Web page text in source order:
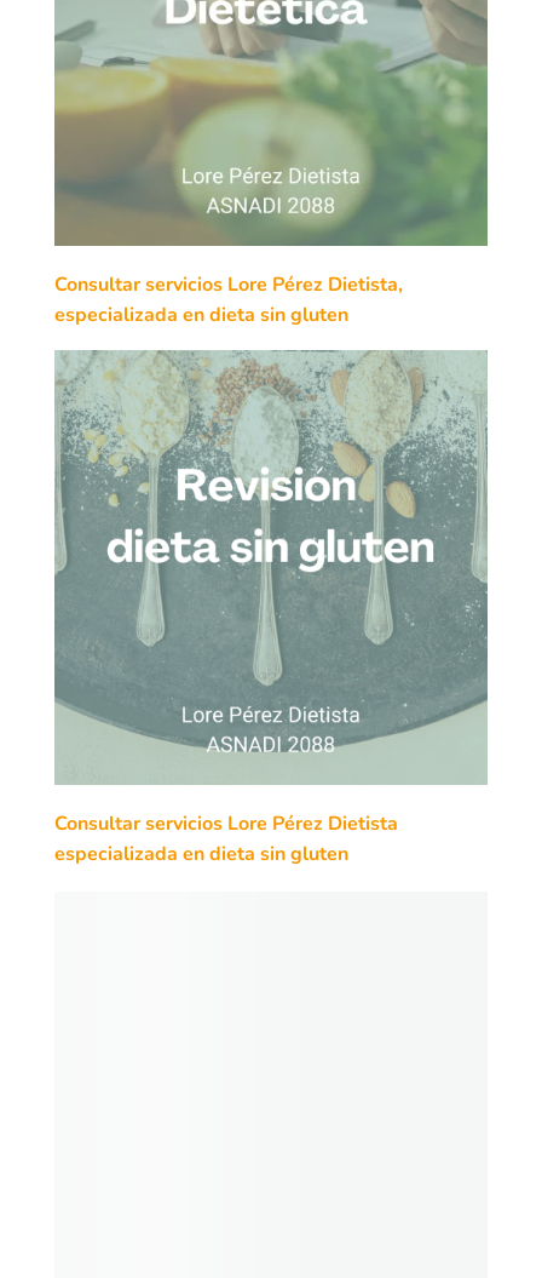
Consultar servicios Lore Pérez Dietista,
especializada en dieta sin gluten
Consultar servicios Lore Pérez Dietista
especializada en dieta sin gluten